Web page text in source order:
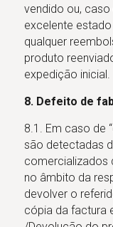
vendido ou,
excelente
qualquer
produto
expedição inicial.
8. Defeito de
8.1. Em caso de
são detectadas
comercializados
no âmbito da
devolver o
cópia da factura